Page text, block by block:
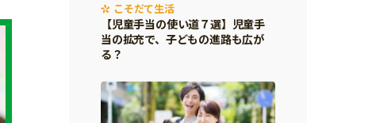
こそだて生活
【児童手当の使い道７選】児童手
当の拡充で、子どもの進路も広が
る？